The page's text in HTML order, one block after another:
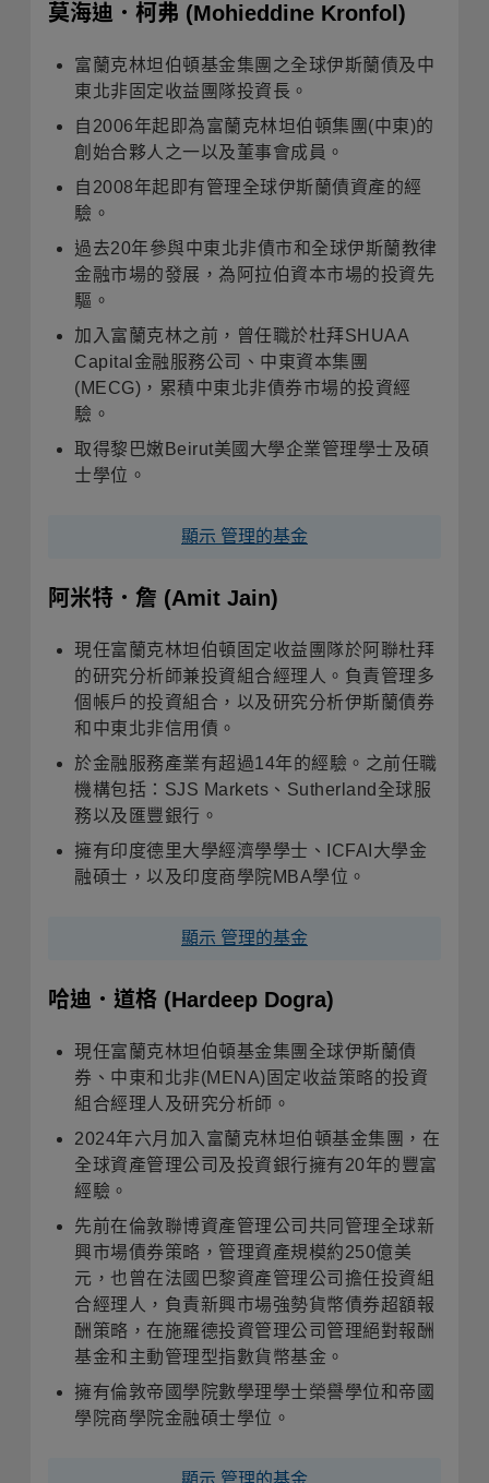
莫海迪．柯弗 (Mohieddine Kronfol)
富蘭克林坦伯頓基金集團之全球伊斯蘭債及中
東北非固定收益團隊投資長。
自2006年起即為富蘭克林坦伯頓集團(中東)的
創始合夥人之一以及董事會成員。
自2008年起即有管理全球伊斯蘭債資產的經
驗。
過去20年參與中東北非債市和全球伊斯蘭教律
金融市場的發展，為阿拉伯資本市場的投資先
驅。
加入富蘭克林之前，曾任職於杜拜SHUAA
Capital金融服務公司、中東資本集團
(MECG)，累積中東北非債券市場的投資經
驗。
取得黎巴嫩Beirut美國大學企業管理學士及碩
士學位。
顯示 管理的基金
阿米特．詹 (Amit Jain)
現任富蘭克林坦伯頓 固定收益 團隊於阿聯杜拜
的研究分析師兼投資組合經理 人 。負責管理多
個帳戶的投資組合， 以及研究分析伊斯蘭債券
和 中東北非信用 債 。
於金融服務產業有超過14年的經驗。 之前任職
機構包括 ： SJS Markets 、 Sutherland 全球服
務以及 匯豐銀行。
擁有印度德里大學經濟學學士、 ICFAI 大學金
融碩士，以及印度商學院MBA學位。
顯示 管理的基金
哈迪．道格 (Hardeep Dogra)
現任富蘭克林坦伯頓基金集團全球伊斯蘭債
券、中東和北非(MENA) 固定收益策略的投資
組合經理人及研究分析師 。
2024年六月加入富蘭克林坦伯頓基金集團，在
全球資產管理公司及投資銀行擁有20年的豐富
經驗 。
先前在倫敦聯博資產管理公司共同管理全球新
興市場債券策略，管理資產規模約250億美
元，也曾在法國巴黎資產管理公司擔任投資組
合經理人，負責新興市場強勢貨幣債券超額報
酬策略，在施羅德投資管理公司管理絕對報酬
基金和主動管理型指數貨幣基金。
擁有倫敦帝國學院數學理學士榮譽學位和帝國
學院商學院金融碩士學位 。
顯示 管理的基金